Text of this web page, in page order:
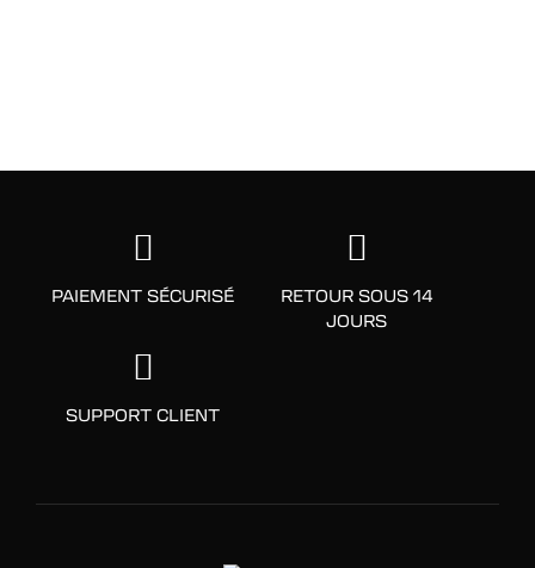
PAIEMENT SÉCURISÉ
RETOUR SOUS 14
JOURS
SUPPORT CLIENT